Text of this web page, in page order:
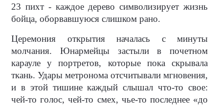
23 пихт - каждое дерево символизирует жизнь
бойца, оборвавшуюся слишком рано.
Церемония открытия началась с минуты
молчания. Юнармейцы застыли в почетном
карауле у портретов, которые пока скрывала
ткань. Удары метронома отсчитывали мгновения,
и в этой тишине каждый слышал что-то свое:
чей-то голос, чей-то смех, чье-то последнее «до